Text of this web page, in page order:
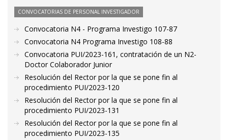
CONVOCATORIAS DE PERSONAL INVESTIGADOR
Convocatoria N4 - Programa Investigo 107-87
Convocatoria N4 Programa Investigo 108-88
Convocatoria PUI/2023-161, contratación de un N2-
Doctor Colaborador Junior
Resolución del Rector por la que se pone fin al
procedimiento PUI/2023-120
Resolución del Rector por la que se pone fin al
procedimiento PUI/2023-131
Resolución del Rector por la que se pone fin al
procedimiento PUI/2023-135